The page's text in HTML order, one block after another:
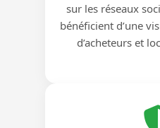
sur les réseaux
bénéficient d’une
d’acheteurs et